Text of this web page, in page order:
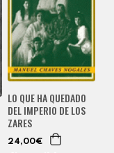
LO QUE HA QUEDADO
DEL IMPERIO DE LOS
ZARES
24,00€